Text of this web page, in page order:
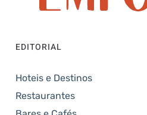
EDITORIAL
Hoteis e Destinos
Restaurantes